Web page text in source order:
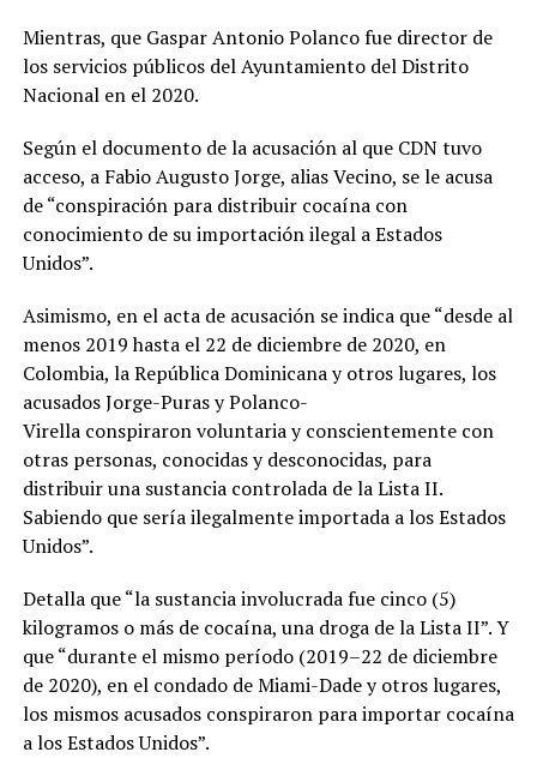
Mientras, que Gaspar Antonio Polanco fue director de
los servicios públicos del Ayuntamiento del Distrito
Nacional en el 2020.
Según el documento de la acusación al que CDN tuvo
acceso, a Fabio Augusto Jorge, alias Vecino, se le acusa
de “conspiración para distribuir cocaína con
conocimiento de su importación ilegal a Estados
Unidos”.
Asimismo, en el acta de acusación se indica que “desde al
menos 2019 hasta el 22 de diciembre de 2020, en
Colombia, la República Dominicana y otros lugares, los
acusados Jorge-Puras y Polanco-
Virella conspiraron voluntaria y conscientemente con
otras personas, conocidas y desconocidas, para
distribuir una sustancia controlada de la Lista II.
Sabiendo que sería ilegalmente importada a los Estados
Unidos”.
Detalla que “la sustancia involucrada fue cinco (5)
kilogramos o más de cocaína, una droga de la Lista II”. Y
que “durante el mismo período (2019–22 de diciembre
de 2020), en el condado de Miami-Dade y otros lugares,
los mismos acusados conspiraron para importar cocaína
a los Estados Unidos”.